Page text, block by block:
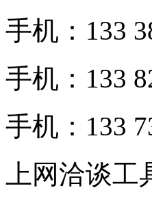
手机：133
手机：133
手机：133
上网洽谈工